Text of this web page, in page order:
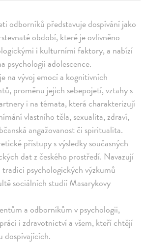
odborníků představuje dospívání jako
období, které je ovlivněno
i kulturními faktory, a nabízí
psychologii adolescence.
na vývoj emocí a kognitivních
proměnu jejich sebepojetí, vztahy s
i na témata, která charakterizují
vlastního těla, sexualita, zdraví,
angažovanost či spiritualita.
přístupy s výsledky současných
dat z českého prostředí. Navazují
psychologických výzkumů
sociálních studií Masarykovy
a odborníkům v psychologii,
i zdravotnictví a všem, kteří chtějí
dospívajících.